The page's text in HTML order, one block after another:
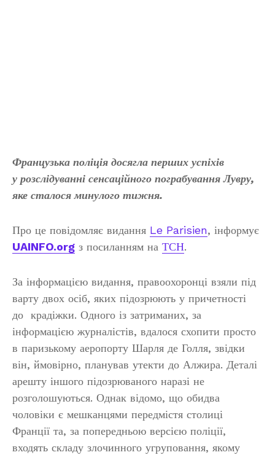
Французька поліція досягла перших успіхів
у розслідуванні сенсаційного пограбування Лувру,
яке сталося минулого тижня.
Про це повідомляє видання Le Parisien, інформує
UAINFO.org з посиланням на ТСН.
За інформацією видання, правоохоронці взяли під
варту двох осіб, яких підозрюють у причетності
до крадіжки. Одного із затриманих, за
інформацією журналістів, вдалося схопити просто
в паризькому аеропорту Шарля де Голля, звідки
він, ймовірно, планував утекти до Алжира. Деталі
арешту іншого підозрюваного наразі не
розголошуються. Однак відомо, що обидва
чоловіки є мешканцями передмістя столиці
Франції та, за попередньою версією поліції,
входять складу злочинного угруповання, якому